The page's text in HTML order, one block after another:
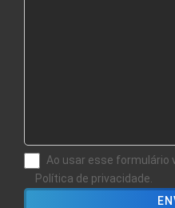
Ao usar esse formulário
Política de privacidade.